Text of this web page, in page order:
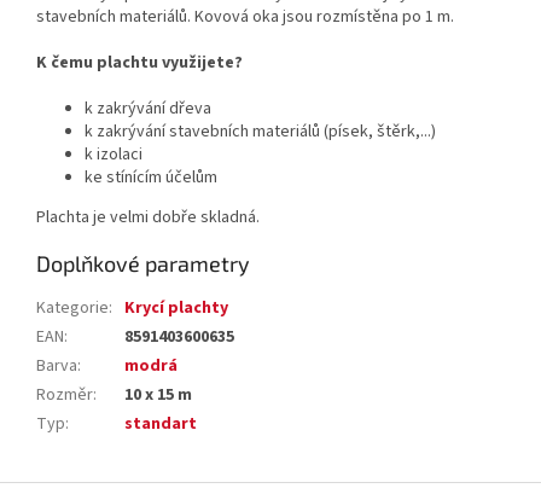
stavebních materiálů. Kovová oka jsou rozmístěna po 1 m.
K čemu plachtu využijete?
k zakrývání dřeva
k zakrývání stavebních materiálů (písek, štěrk,...)
k izolaci
ke stínícím účelům
Plachta je velmi dobře skladná.
Doplňkové parametry
Kategorie: Krycí plachty
EAN:
8591403600635
Barva:
modrá
Rozměr:
10 x 15 m
Typ: standart